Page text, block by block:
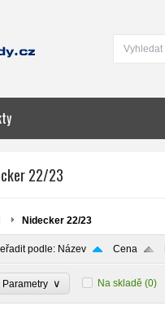
22/23
Nidecker 22/23
podle: Název Cena
Parametry ∨ Na skladě (0)